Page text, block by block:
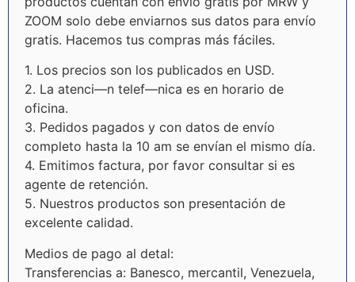
ZOOM solo debe enviarnos sus datos para envío
gratis. Hacemos tus compras más fáciles.
1. Los precios son los publicados en USD.
2. La atenci—n telef—nica es en horario de
oficina.
3. Pedidos pagados y con datos de envío
completo hasta la 10 am se envían el mismo día.
4. Emitimos factura, por favor consultar si es
agente de retención.
5. Nuestros productos son presentación de
excelente calidad.
Medios de pago al detal:
Transferencias a: Banesco, mercantil, Venezuela,